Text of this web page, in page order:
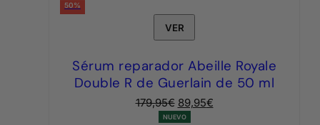
50%
VER
Sérum reparador Abeille Royale
Double R de Guerlain de 50 ml
179,95€ El
precio
89,95€El
NUEVO